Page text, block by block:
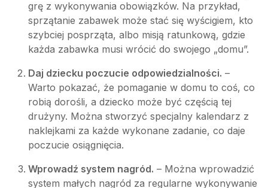
grę z wykonywania obowiązków. Na przykład,
sprzątanie zabawek może stać się wyścigiem, kto
szybciej posprząta, albo misją ratunkową, gdzie
każda zabawka musi wrócić do swojego „domu”.
Daj dziecku poczucie odpowiedzialności. –
Warto pokazać, że pomaganie w domu to coś, co
robią dorośli, a dziecko może być częścią tej
drużyny. Można stworzyć specjalny kalendarz z
naklejkami za każde wykonane zadanie, co daje
poczucie osiągnięcia.
Wprowadź system nagród. – Można wprowadzić
system małych nagród za regularne wykonywanie